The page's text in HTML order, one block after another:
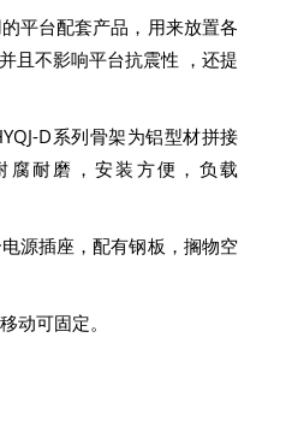
平台配套产品，用来放置各
且不影响平台抗震性 ，还提
D系列骨架为铝型材拼接
耐磨，安装方便，负载
源插座，配有钢板，搁物空
动可固定。